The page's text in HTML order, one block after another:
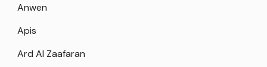
Anwen
Apis
Ard Al Zaafaran